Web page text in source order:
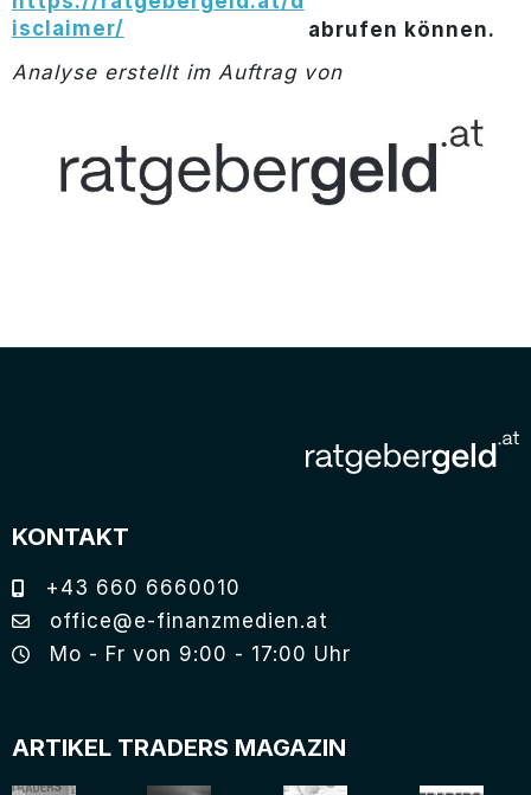
isclaimer/
abrufen können.
Analyse erstellt im Auftrag von
KONTAKT
+43 660 6660010
office@e-finanzmedien.at
Mo - Fr von 9:00 - 17:00 Uhr
ARTIKEL TRADERS MAGAZIN